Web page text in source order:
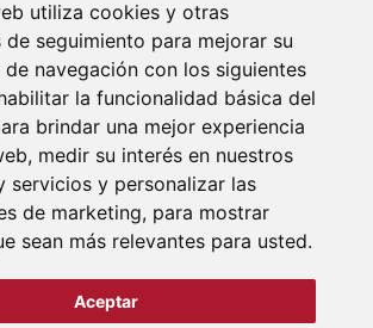
utiliza cookies y otras
seguimiento para mejorar su
navegación con los siguientes
la funcionalidad básica del
brindar una mejor experiencia
, medir su interés en nuestros
servicios y personalizar las
de marketing, para mostrar
sean más relevantes para usted.
Aceptar
Colegiados Fianzas
Política de cookies
de RRSS